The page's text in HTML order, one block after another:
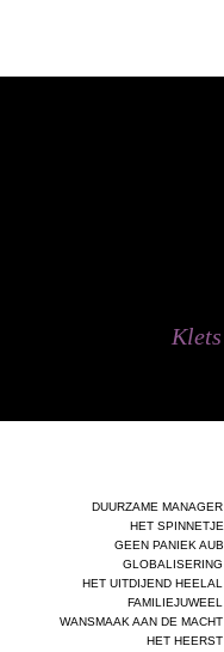
Klets
DUURZAME MANAGER
HET SPINNETJE
GEEN PANIEK AUB
GLOBALISERING
HET UITDIJEND HEELAL
FAMILIEJUWEEL
WANSMAAK AAN DE MACHT
HET HEERST